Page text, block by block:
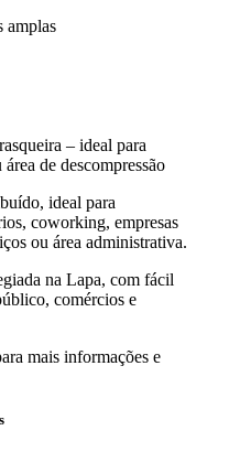
amplas
– ideal para
de descompressão
ideal para
coworking, empresas
ou área administrativa.
na Lapa, com fácil
comércios e
mais informações e